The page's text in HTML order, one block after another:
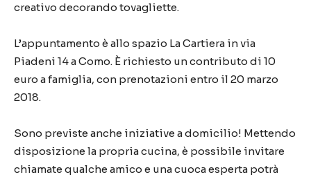
creativo decorando tovagliette.
L’appuntamento è allo spazio La Cartiera in via
Piadeni 14 a Como. È richiesto un contributo di 10
euro a famiglia, con prenotazioni entro il 20 marzo
2018.
Sono previste anche iniziative a domicilio! Mettendo
disposizione la propria cucina, è possibile invitare
chiamate qualche amico e una cuoca esperta potrà